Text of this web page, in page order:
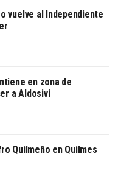
vuelve al Independiente
en zona de
a Aldosivi
Quilmeño en Quilmes